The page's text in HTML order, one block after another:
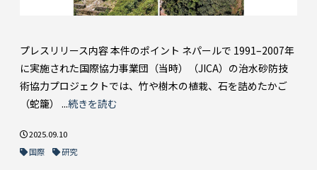
プレスリリース内容 本件のポイント ネパールで 1991–2007年
に実施された国際協力事業団（当時）（JICA）の治水砂防技
術協力プロジェクトでは、竹や樹木の植栽、石を詰めたかご
（蛇籠） ...続きを読む
2025.09.10
国際
研究